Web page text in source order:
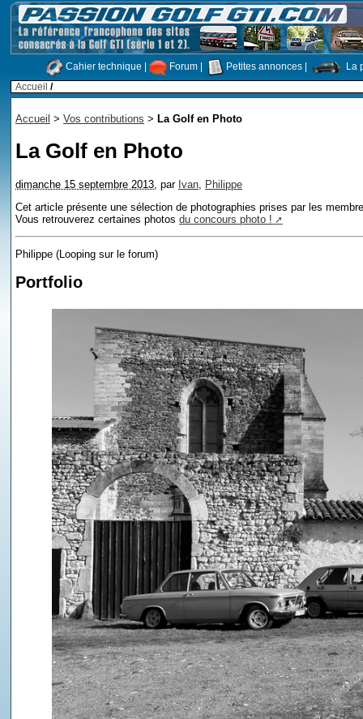
Cahier technique Forum Petites annonces
La
Accueil /
Accueil > Vos contributions > La Golf en Photo
La Golf en Photo
dimanche 15 septembre 2013 par Ivan
Philippe
Cet article présente une sélection de photographies prises par les
Vous retrouverez certaines photos du concours photo !
Philippe (Looping sur le forum)
Portfolio